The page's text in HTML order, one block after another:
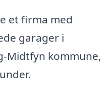
et firma med
garager i
Midtfyn kommune,